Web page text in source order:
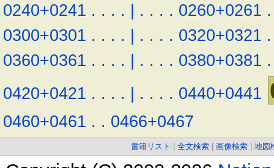
0240+0241 . . . . | . . . . 0260+0261 .
0300+0301 . . . . | . . . . 0320+0321 .
0360+0361 . . . . | . . . . 0380+0381 .
0420+0421 . . . . | . . . . 0440+0441
0460+0461 . . 0466+0467
書籍リスト 全文検索 画像検索 地図